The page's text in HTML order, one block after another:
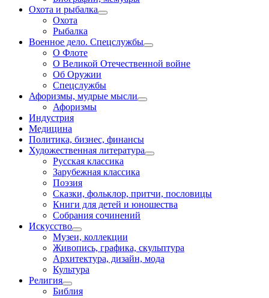
Охота и рыбалка
Охота
Рыбалка
Военное дело. Спецслужбы
О Флоте
О Великой Отечественной войне
Об Оружии
Спецслужбы
Афоризмы, мудрые мысли
Афоризмы
Индустрия
Медицина
Политика, бизнес, финансы
Художественная литература
Русская классика
Зарубежная классика
Поэзия
Сказки, фольклор, притчи, пословицы
Книги для детей и юношества
Собрания сочинений
Искусство
Музеи, коллекции
Живопись, графика, скульптура
Архитектура, дизайн, мода
Культура
Религия
Библия